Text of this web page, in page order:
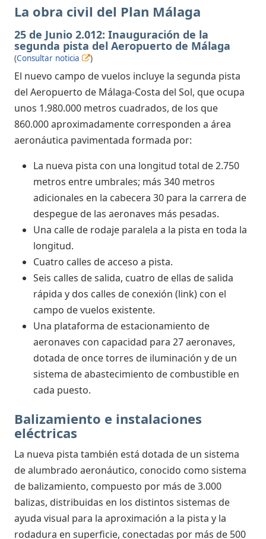
La obra civil del Plan Málaga
25 de Junio 2.012: Inauguración de la
segunda pista del Aeropuerto de Málaga
(Consultar noticia )
El nuevo campo de vuelos incluye la segunda pista
del Aeropuerto de Málaga-Costa del Sol, que ocupa
unos 1.980.000 metros cuadrados, de los que
860.000 aproximadamente corresponden a área
aeronáutica pavimentada formada por:
La nueva pista con una longitud total de 2.750
metros entre umbrales; más 340 metros
adicionales en la cabecera 30 para la carrera de
despegue de las aeronaves más pesadas.
Una calle de rodaje paralela a la pista en toda la
longitud.
Cuatro calles de acceso a pista.
Seis calles de salida, cuatro de ellas de salida
rápida y dos calles de conexión (link) con el
campo de vuelos existente.
Una plataforma de estacionamiento de
aeronaves con capacidad para 27 aeronaves,
dotada de once torres de iluminación y de un
sistema de abastecimiento de combustible en
cada puesto.
Balizamiento e instalaciones
eléctricas
La nueva pista también está dotada de un sistema
de alumbrado aeronáutico, conocido como sistema
de balizamiento, compuesto por más de 3.000
balizas, distribuidas en los distintos sistemas de
ayuda visual para la aproximación a la pista y la
rodadura en superficie, conectadas por más de 500